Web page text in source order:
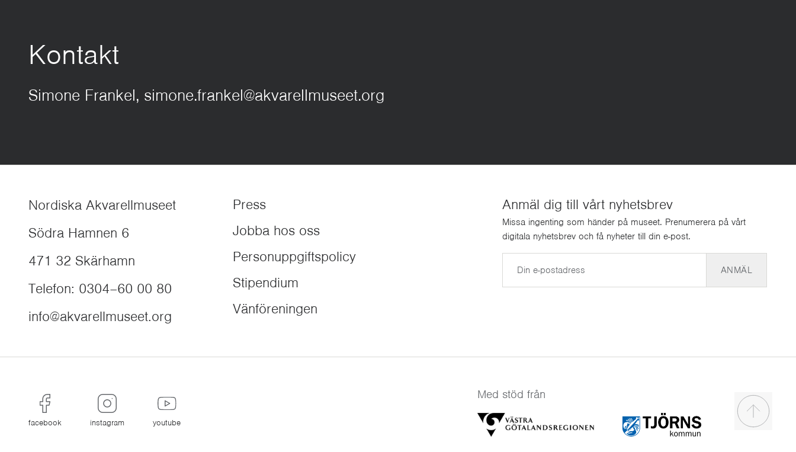
Kontakt
Simone Frankel, simone.frankel@akvarellmuseet.org
Nordiska Akvarellmuseet
Södra Hamnen 6
471 32 Skärhamn
Telefon: 0304–60 00 80
info@akvarellmuseet.org
Press
Jobba hos oss
Personuppgiftspolicy
Stipendium
Vänföreningen
Anmäl dig till vårt nyhetsbrev
Missa ingenting som händer på museet. Prenumerera på vårt
digitala nyhetsbrev och få nyheter till din e-post.
ANMÄL
facebook instagram youtube
Med stöd från Scroll to